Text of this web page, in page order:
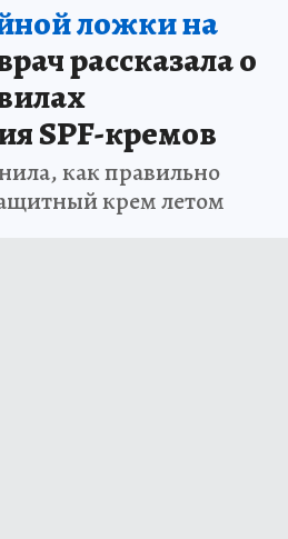
ложки на
рассказала о
SPF-кремов
как правильно
крем летом